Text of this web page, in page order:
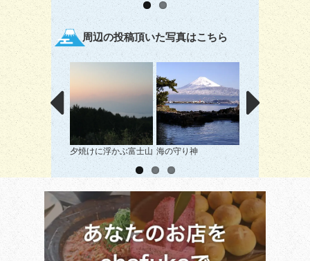
周辺の投稿頂いた写真はこちら
夕焼けに浮かぶ富士山 海の守り神
恋人たちの夕暮
れ・・・